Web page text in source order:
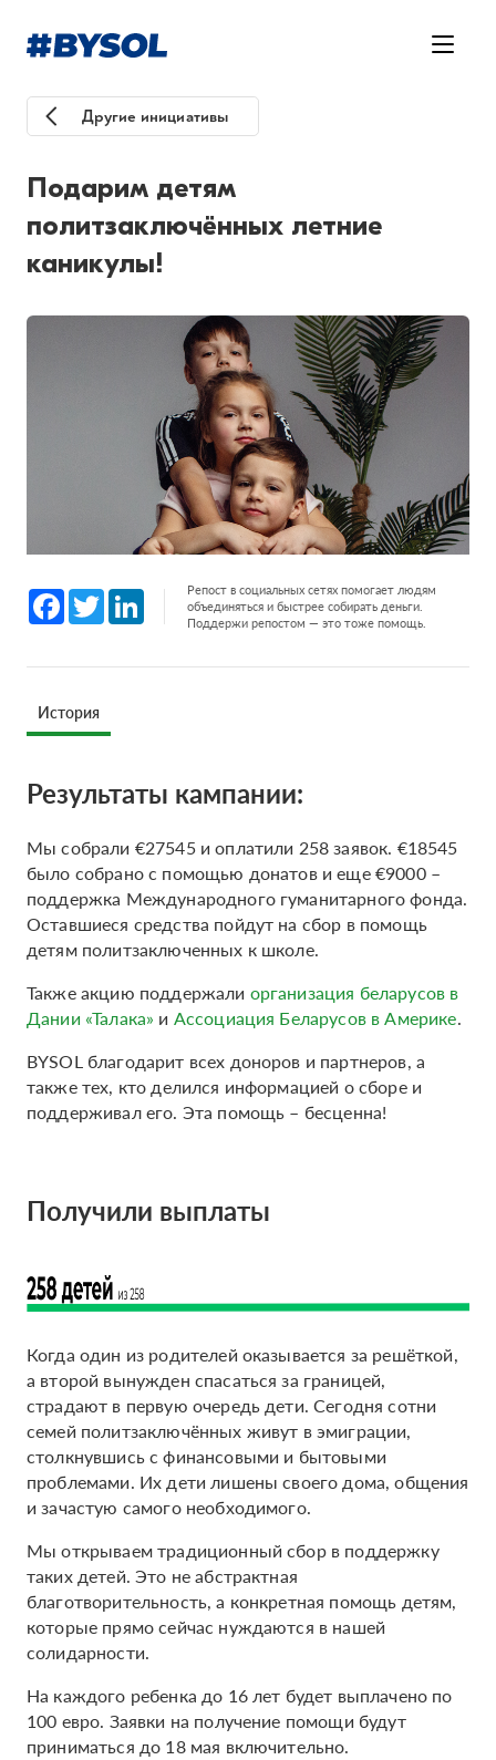
Другие инициативы
Подарим детям
политзаключённых летние
каникулы!
Facebook
Twitter LinkedInРепост в социальных сетях помогает людям
объединяться и быстрее собирать деньги.
Поддержи репостом — это тоже помощь.
История
Результаты кампании:
Мы собрали €27545 и оплатили 258 заявок. €18545
было собрано с помощью донатов и еще €9000 –
поддержка Международного гуманитарного фонда.
Оставшиеся средства пойдут на сбор в помощь
детям политзаключенных к школе.
Также акцию поддержали организация беларусов в
Дании «Талака» и Ассоциация Беларусов в Америке.
BYSOL благодарит всех доноров и партнеров, а
также тех, кто делился информацией о сборе и
поддерживал его. Эта помощь – бесценна!
Получили выплаты
Когда один из родителей оказывается за решёткой,
а второй вынужден спасаться за границей,
страдают в первую очередь дети. Сегодня сотни
семей политзаключённых живут в эмиграции,
столкнувшись с финансовыми и бытовыми
проблемами. Их дети лишены своего дома, общения
и зачастую самого необходимого.
Мы открываем традиционный сбор в поддержку
таких детей. Это не абстрактная
благотворительность, а конкретная помощь детям,
которые прямо сейчас нуждаются в нашей
солидарности.
На каждого ребенка до 16 лет будет выплачено по
100 евро. Заявки на получение помощи будут
приниматься до 18 мая включительно.